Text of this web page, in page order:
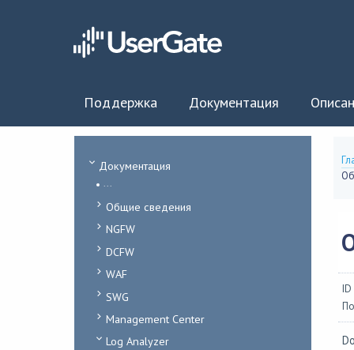
Поддержка Документация
Документация
...
Общие сведения
NGFW
DCFW
WAF
SWG
Management Center
Log Analyzer
ID